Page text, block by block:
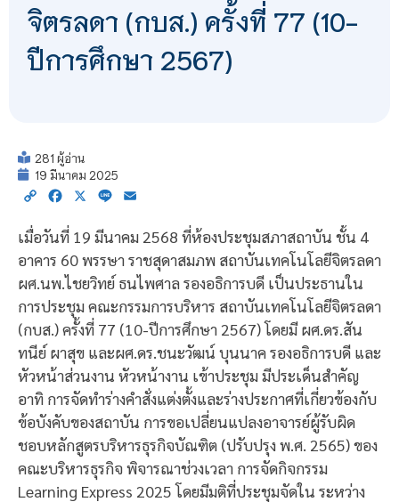
จิตรลดา (กบส.) ครั้งที่ 77 (10-
ปีการศึกษา 2567)
281 ผู้อ่าน
19 มีนาคม 2025
Copy Facebook
X Line
เมื่อวันที่ 19 มีนาคม 2568 ที่ห้องประชุมสภาสถาบัน ชั้น 4
อาคาร 60 พรรษา ราชสุดาสมภพ สถาบันเทคโนโลยีจิตรลดา
ผศ.นพ.ไชยวิทย์ ธนไพศาล รองอธิการบดี เป็นประธานใน
การประชุม คณะกรรมการบริหาร สถาบันเทคโนโลยีจิตรลดา
(กบส.) ครั้งที่ 77 (10-ปีการศึกษา 2567) โดยมี ผศ.ดร.สัน
ทนีย์ ผาสุข และผศ.ดร.ชนะวัฒน์ บุนนาค รองอธิการบดี และ
หัวหน้าส่วนงาน หัวหน้างาน เข้าประชุม มีประเด็นสำคัญ
อาทิ การจัดทำร่างคำสั่งแต่งตั้งและร่างประกาศที่เกี่ยวข้องกับ
ข้อบังคับของสถาบัน การขอเปลี่ยนแปลงอาจารย์ผู้รับผิด
ชอบหลักสูตรบริหารธุรกิจบัณฑิต (ปรับปรุง พ.ศ. 2565) ของ
คณะบริหารธุรกิจ พิจารณาช่วงเวลา การจัดกิจกรรม
Learning Express 2025 โดยมีมติที่ประชุมจัดใน ระหว่าง